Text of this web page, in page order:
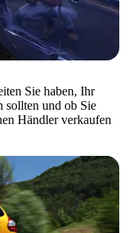
Sie haben, Ihr
sollten und ob Sie
Händler verkaufen